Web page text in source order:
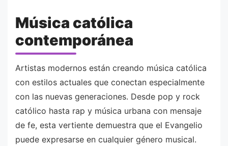
Música católica
contemporánea
Artistas modernos están creando música católica
con estilos actuales que conectan especialmente
con las nuevas generaciones. Desde pop y rock
católico hasta rap y música urbana con mensaje
de fe, esta vertiente demuestra que el Evangelio
puede expresarse en cualquier género musical.